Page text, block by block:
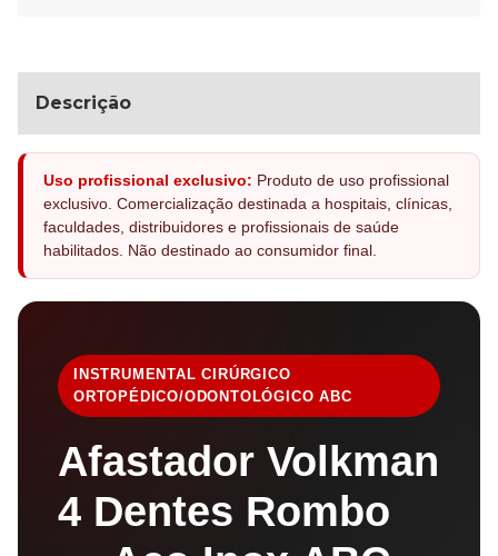
Descrição
Uso profissional exclusivo: Produto de uso profissional
exclusivo. Comercialização destinada a hospitais, clínicas,
faculdades, distribuidores e profissionais de saúde
habilitados. Não destinado ao consumidor final.
INSTRUMENTAL CIRÚRGICO
ORTOPÉDICO/ODONTOLÓGICO ABC
Afastador Volkman
4 Dentes Rombo